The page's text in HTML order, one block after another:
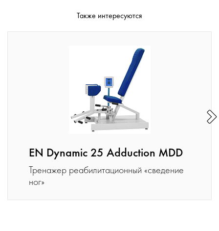
Также интересуются
EN Dynamic 25 Adduction MDD
Тренажер реабилитационный «сведение
ног»